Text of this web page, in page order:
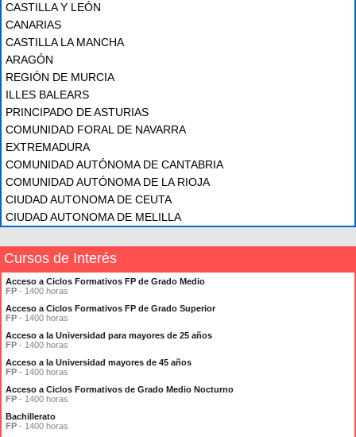
CASTILLA Y LEÓN
CANARIAS
CASTILLA LA MANCHA
ARAGÓN
REGIÓN DE MURCIA
ILLES BALEARS
PRINCIPADO DE ASTURIAS
COMUNIDAD FORAL DE NAVARRA
EXTREMADURA
COMUNIDAD AUTÓNOMA DE CANTABRIA
COMUNIDAD AUTÓNOMA DE LA RIOJA
CIUDAD AUTONOMA DE CEUTA
CIUDAD AUTONOMA DE MELILLA
Cursos de Interés
Acceso a Ciclos Formativos FP de Grado Medio
FP - 1400 horas
Acceso a Ciclos Formativos FP de Grado Superior
FP - 1400 horas
Acceso a la Universidad para mayores de 25 años
FP - 1400 horas
Acceso a la Universidad mayores de 45 años
FP - 1400 horas
Acceso a Ciclos Formativos de Grado Medio Nocturno
FP - 1400 horas
Bachillerato
FP - 1400 horas